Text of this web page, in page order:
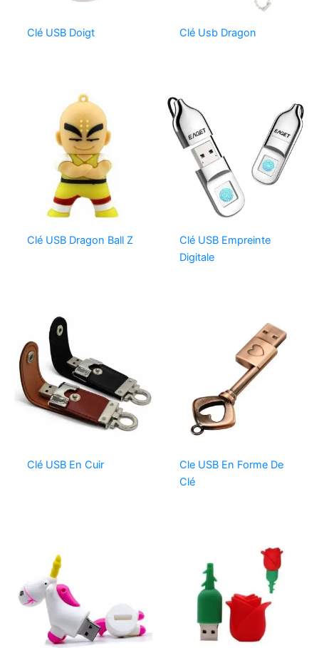
Clé USB Doigt Clé Usb Dragon
Clé USB Dragon Ball Z
Clé USB Empreinte
Digitale
Clé USB En Cuir
Cle USB En Forme De
Clé